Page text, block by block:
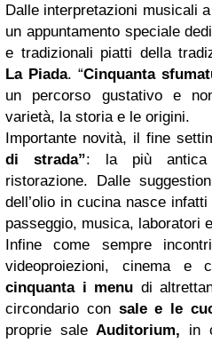
Dalle interpretazioni musicali
un appuntamento speciale
e tradizionali piatti della
La Piada. “Cinquanta
un percorso gustativo e
varietà, la storia e le origini.
Importante novità, il fine
di strada”: la più
ristorazione. Dalle
dell’olio in cucina nasce infatti
passeggio, musica, laboratori
Infine come sempre
videoproiezioni, cinema e
cinquanta i menu di
circondario con sale e le
proprie sale Auditorium, in